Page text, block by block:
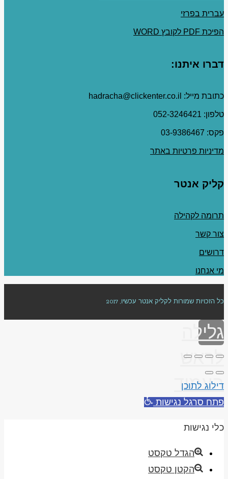
עברית בפרזי
הפיכת PDF לקובץ WORD
דברו איתנו:
כתובת מייל: hadracha@clickenter.co.il
טלפון: 052-3246421
פקס: 03-9386467
מדיניות פרטיות באתר
קליק אנטר
תרומה לקהילה
צור קשר
דרושים
מי אנחנו
כל הזכויות שמורות לקליק אנטר עכשיו, 2017
גלילה
לראש
העמוד
דילוג לתוכן
פתח סרגל נגישות
כלי נגישות
הגדל טקסט
הקטן טקסט